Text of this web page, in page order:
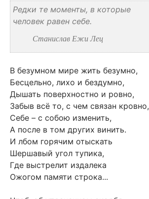
Редки те моменты, в которые
человек равен себе.
Станислав Ежи Лец
В безумном мире жить безумно,
Бесцельно, лихо и бездумно,
Дышать поверхностно и ровно,
Забыв всё то, с чем связан кровно,
Себе – с собою изменить,
А после в том других винить.
И лбом горячим отыскать
Шершавый угол тупика,
Где выстрелит издалека
Ожогом памяти строка...